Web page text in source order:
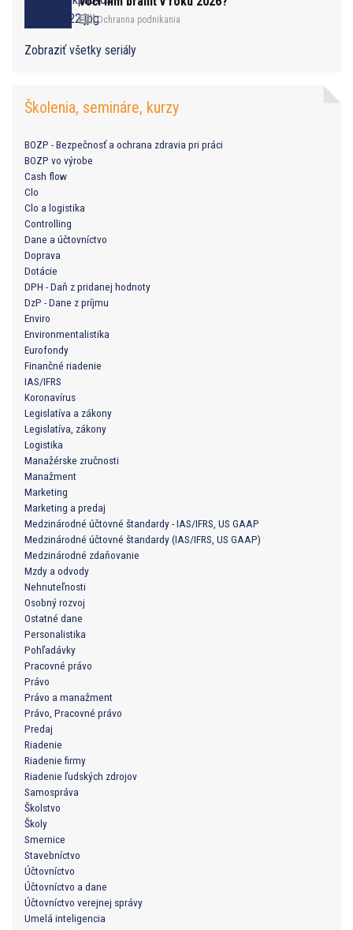
Ochranna podnikania
Zobraziť všetky seriály
Školenia, semináre, kurzy
BOZP - Bezpečnosť a ochrana zdravia pri práci
BOZP vo výrobe
Cash flow
Clo
Clo a logistika
Controlling
Dane a účtovníctvo
Doprava
Dotácie
DPH - Daň z pridanej hodnoty
DzP - Dane z príjmu
Enviro
Environmentalistika
Eurofondy
Finančné riadenie
IAS/IFRS
Koronavírus
Legislatíva a zákony
Legislatíva, zákony
Logistika
Manažérske zručnosti
Manažment
Marketing
Marketing a predaj
Medzinárodné účtovné štandardy - IAS/IFRS, US GAAP
Medzinárodné účtovné štandardy (IAS/IFRS, US GAAP)
Medzinárodné zdaňovanie
Mzdy a odvody
Nehnuteľnosti
Osobný rozvoj
Ostatné dane
Personalistika
Pohľadávky
Pracovné právo
Právo
Právo a manažment
Právo, Pracovné právo
Predaj
Riadenie
Riadenie firmy
Riadenie ľudských zdrojov
Samospráva
Školstvo
Školy
Smernice
Stavebníctvo
Účtovníctvo
Účtovníctvo a dane
Účtovníctvo verejnej správy
Umelá inteligencia